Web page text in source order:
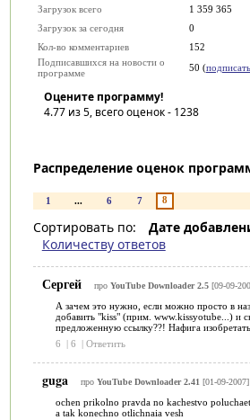
Загрузок всего
1 359 365
Загрузок за сегодня
0
Кол-во комментариев
152
Подписавшихся на новости о
программе
50 (
Оцените программу!
4.77из 5, всего оценок - 1238
Распределение оценок
1 ... 6 7 8
Сортировать по: Дате
Количеству ответов
Сергей про YouTube Downloader 2.5[09-09-
А зачем это нужно, если можно просто в
добавить "kiss" (прим. www.kissyotube...) и
предложенную ссылку??! Нафига
6
| 6 | Ответить
guga про YouTube Downloader 2.41 [01-09-2007]
ochen prikolno pravda no kachestvo
a tak konechno otlichnaia vesh